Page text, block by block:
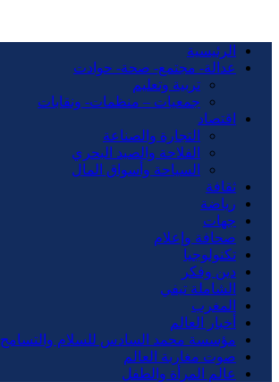
الرئيسية
عدالة- مجتمع- صحة- حوادت
تربية وتعليم
جمعيات – منظمات- ونقابات
اقتصاد
التجارة والصناعة
الفلاحة والصيد البحري
السياحة وأسواق المال
ثقافة
رياضة
جهات
صحافة وإعلام
تكنولوجيا
دين وفكر
الشاملة تيفي
المغرب
أخبار العالم
مؤسسة محمد السادس للسلام والتسامح
صوت مغاربة العالم
عالم المرأة والطفل